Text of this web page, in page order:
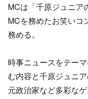
MCは「千原ジュニア
MCを務めたお笑いコ
務める。
時事ニュースをテー
む内容と千原ジュニ
元政治家など多彩な